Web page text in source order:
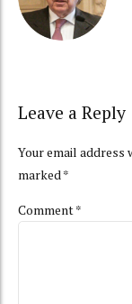
Leave a Reply
Your email address
marked *
Comment*